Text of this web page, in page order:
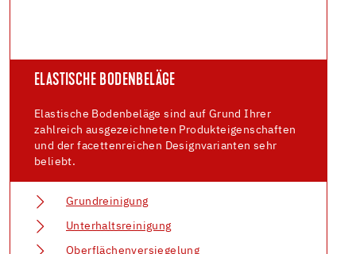
ELASTISCHE BODENBELÄGE
Elastische Bodenbeläge sind auf Grund Ihrer
zahlreich ausgezeichneten Produkteigenschaften
und der facettenreichen Designvarianten sehr
beliebt.
Grundreinigung
Unterhaltsreinigung
Oberflächenversiegelung